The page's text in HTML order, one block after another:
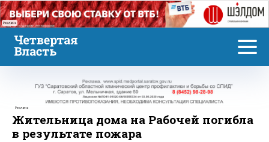
Реклама
Реклама
Жительница дома на Рабочей погибла
в результате пожара